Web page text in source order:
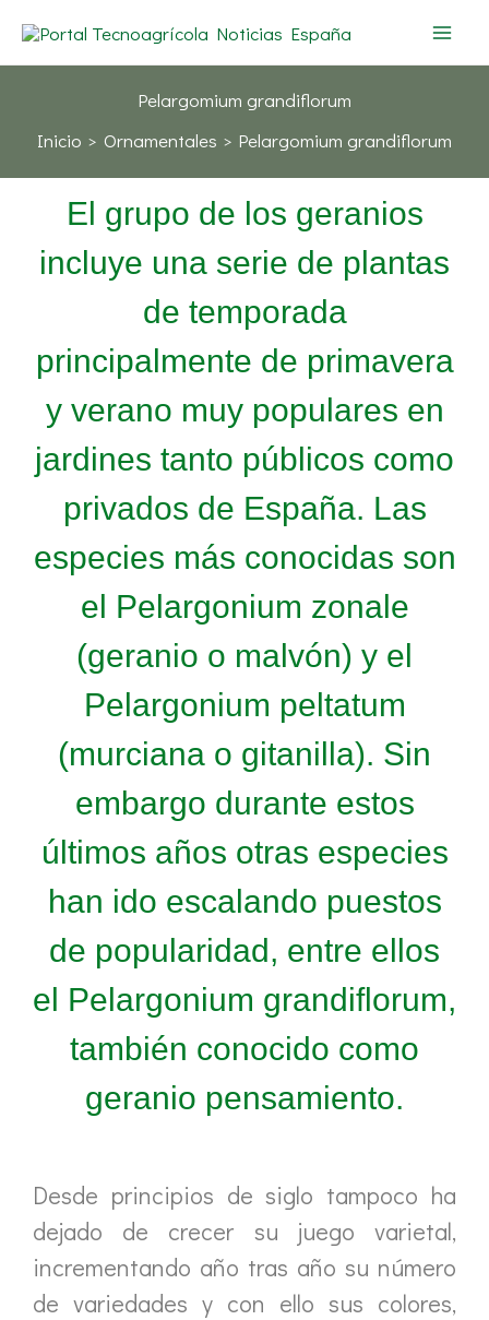
contenido
Pelargomium grandiflorum
Inicio
Ornamentales Pelargomium grandiflorum
El grupo de los geranios
incluye una serie de plantas
de temporada
principalmente de primavera
y verano muy populares en
jardines tanto públicos como
privados de España. Las
especies más conocidas son
el Pelargonium zonale
(geranio o malvón) y el
Pelargonium peltatum
(murciana o gitanilla). Sin
embargo durante estos
últimos años otras especies
han ido escalando puestos
de popularidad, entre ellos
el Pelargonium grandiflorum,
también conocido como
geranio pensamiento.
Desde principios de siglo tampoco ha
dejado de crecer su juego varietal,
incrementando año tras año su número
de variedades y con ello sus colores,